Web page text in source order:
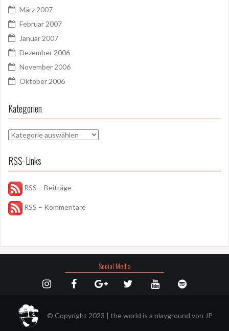
März 2007
Februar 2007
Januar 2007
Dezember 2006
November 2006
Oktober 2006
Kategorien
Kategorien
RSS-Links
RSS – Beiträge
RSS – Kommentare
Social Media
© Copyright 2023 | the world is a playground von JP